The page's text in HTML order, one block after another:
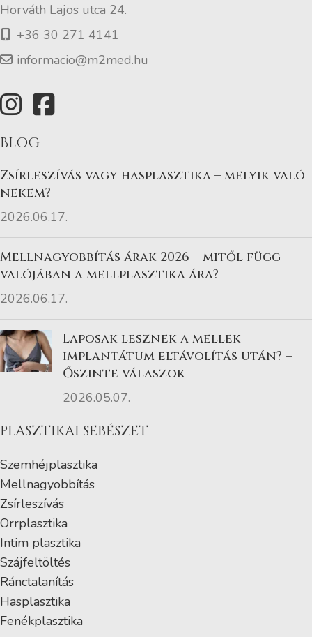
Horváth Lajos utca 24.
+36 30 271 4141
informacio@m2med.hu
BLOG
Zsírleszívás vagy hasplasztika – melyik való
nekem?
2026.06.17.
Mellnagyobbítás árak 2026 – mitől függ
valójában a mellplasztika ára?
2026.06.17.
Laposak lesznek a mellek
implantátum eltávolítás után? –
Őszinte válaszok
2026.05.07.
PLASZTIKAI SEBÉSZET
Szemhéjplasztika
Mellnagyobbítás
Zsírleszívás
Orrplasztika
Intim plasztika
Szájfeltöltés
Ránctalanítás
Hasplasztika
Fenékplasztika